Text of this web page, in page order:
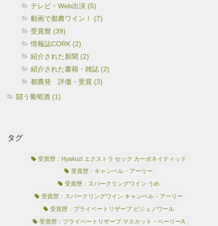
テレビ・Web出演 (5)
動画で都農ワイン！ (7)
受賞暦 (39)
情報誌CORK (2)
紹介された新聞 (2)
紹介された書籍・雑誌 (2)
都農発 評価・受賞 (3)
闘う葡萄酒 (1)
タグ
受賞歴：Hyakuzi エクストラ セック カーボネイティッド
受賞歴：キャンベル・アーリー
受賞歴：スパークリングワイン うめ
受賞歴：スパークリングワイン キャンベル・アーリー
受賞歴：プライベートリザーブ ビジュノワール
受賞歴：プライベートリザーブ マスカット・ベーリーA